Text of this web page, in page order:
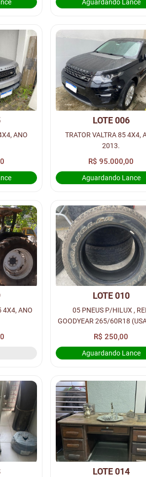
Aguardando Lance
ANO
LOTE 006
TRATOR VALTRA 85 4X4,
2013.
R$ 95.000,00
Aguardando Lance
4X4, ANO
LOTE 010
05 PNEUS P/HILUX ,
GOODYEAR 265/60R18
R$ 250,00
Aguardando Lance
LOTE 014